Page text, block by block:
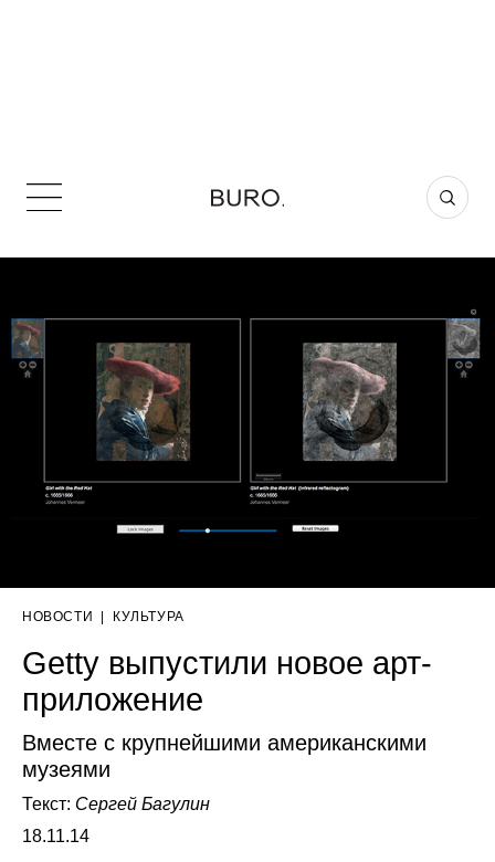
НОВОСТИ КУЛЬТУРА
Getty выпустили новое арт-
приложение
Вместе с крупнейшими американскими
музеями
Текст: Сергей Багулин
18.11.14